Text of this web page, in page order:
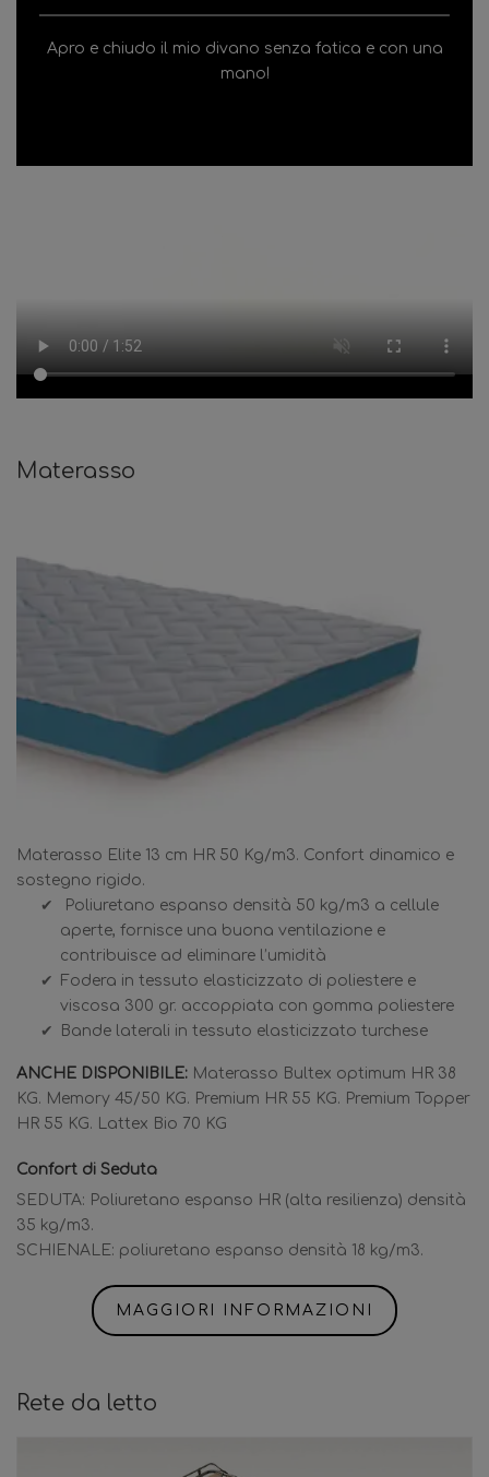
Apro e chiudo il mio divano senza fatica e con una
mano!
Materasso
Materasso Elite 13 cm HR 50 Kg/m3. Confort dinamico e
sostegno rigido.
Poliuretano espanso densità 50 kg/m3 a cellule
aperte, fornisce una buona ventilazione e
contribuisce ad eliminare l’umidità
Fodera in tessuto elasticizzato di poliestere e
viscosa 300 gr. accoppiata con gomma poliestere
Bande laterali in tessuto elasticizzato turchese
ANCHE DISPONIBILE: Materasso Bultex optimum HR 38
KG. Memory 45/50 KG. Premium HR 55 KG. Premium Topper
HR 55 KG. Lattex Bio 70 KG
Confort di Seduta
SEDUTA: Poliuretano espanso HR (alta resilienza) densità
35 kg/m3.
SCHIENALE: poliuretano espanso densità 18 kg/m3.
MAGGIORI INFORMAZIONI
Rete da letto